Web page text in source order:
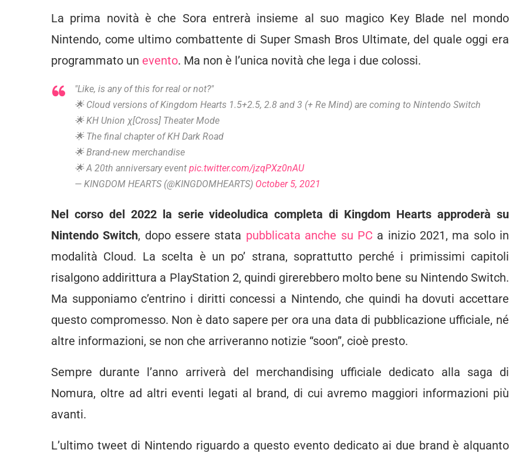
La prima novità è che Sora entrerà insieme al suo magico Key Blade nel mondo
Nintendo, come ultimo combattente di Super Smash Bros Ultimate, del quale oggi era
programmato un evento. Ma non è l’unica novità che lega i due colossi.
"Like, is any of this for real or not?"
🌟 Cloud versions of Kingdom Hearts 1.5+2.5, 2.8 and 3 (+ Re Mind) are coming to Nintendo Switch
🌟 KH Union χ[Cross] Theater Mode
🌟 The final chapter of KH Dark Road
🌟 Brand-new merchandise
🌟 A 20th anniversary event pic.twitter.com/jzqPXz0nAU
— KINGDOM HEARTS (@KINGDOMHEARTS) October 5, 2021
Nel corso del 2022 la serie videoludica completa di Kingdom Hearts approderà su
Nintendo Switch, dopo essere stata pubblicata anche su PC a inizio 2021, ma solo in
modalità Cloud. La scelta è un po’ strana, soprattutto perché i primissimi capitoli
risalgono addirittura a PlayStation 2, quindi girerebbero molto bene su Nintendo Switch.
Ma supponiamo c’entrino i diritti concessi a Nintendo, che quindi ha dovuti accettare
questo compromesso. Non è dato sapere per ora una data di pubblicazione ufficiale, né
altre informazioni, se non che arriveranno notizie “soon”, cioè presto.
Sempre durante l’anno arriverà del merchandising ufficiale dedicato alla saga di
Nomura, oltre ad altri eventi legati al brand, di cui avremo maggiori informazioni più
avanti.
L’ultimo tweet di Nintendo riguardo a questo evento dedicato ai due brand è alquanto